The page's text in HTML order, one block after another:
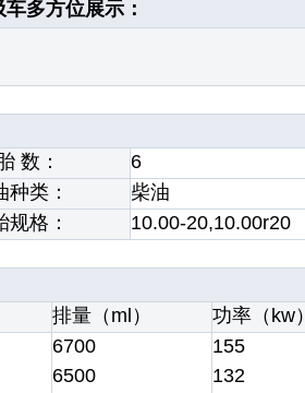
多方位展示：
数：
6
种类：
柴油
规格： 10.00-20,10.00r20
排量（ml）
功率（kw）
6700
6500
155
132